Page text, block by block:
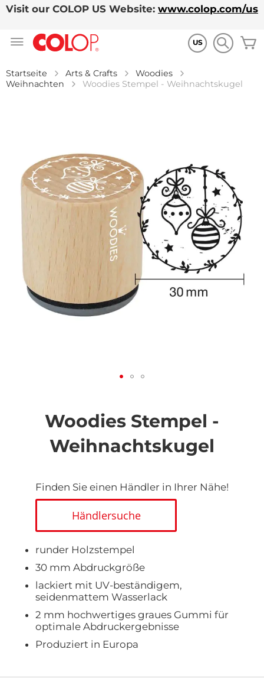
Visit our COLOP US Website: www.colop.com/us
US
Startseite Arts & Crafts
Woodies
Weihnachten
Woodies Stempel - Weihnachtskugel
Woodies Stempel -
Weihnachtskugel
Finden Sie einen Händler in Ihrer Nähe!
Händlersuche
runder Holzstempel
30 mm Abdruckgröße
lackiert mit UV-beständigem,
seidenmattem Wasserlack
2 mm hochwertiges graues Gummi für
optimale Abdruckergebnisse
Produziert in Europa